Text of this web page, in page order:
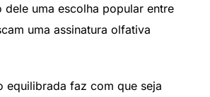
dele uma escolha popular entre
uma assinatura olfativa
equilibrada faz com que seja